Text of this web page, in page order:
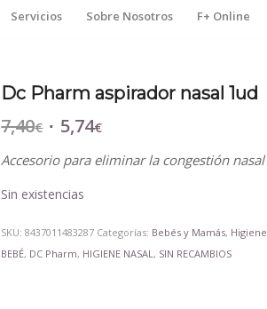
Servicios Sobre Nosotros F+ Online
Dc Pharm aspirador nasal 1ud
7,40€ El
original
era:
5,74€El
actual
Accesorio para eliminar la congestión
Sin existencias
SKU:8437011483287 Categorías: Bebés y Mamás,
BEBÉ, DC Pharm, HIGIENE NASAL, SIN RECAMBIOS